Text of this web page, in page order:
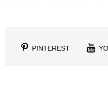
PINTEREST